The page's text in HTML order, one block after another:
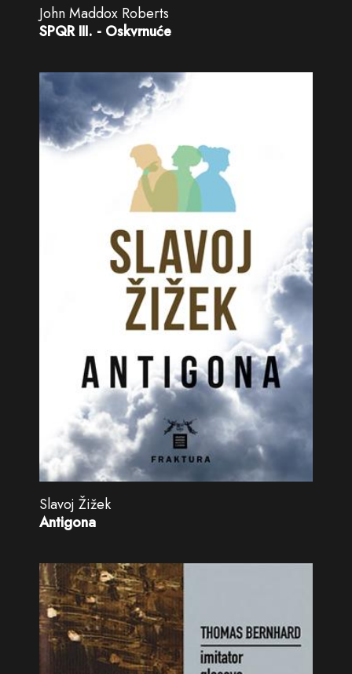
John Maddox Roberts
SPQR III. - Oskvrnuće
Slavoj Žižek
Antigona